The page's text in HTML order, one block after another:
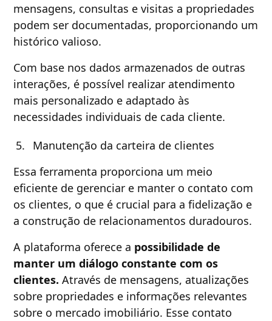
mensagens, consultas e visitas a propriedades
podem ser documentadas, proporcionando um
histórico valioso.
Com base nos dados armazenados de outras
interações, é possível realizar atendimento
mais personalizado e adaptado às
necessidades individuais de cada cliente.
Manutenção da carteira de clientes
Essa ferramenta proporciona um meio
eficiente de gerenciar e manter o contato com
os clientes, o que é crucial para a fidelização e
a construção de relacionamentos duradouros.
A plataforma oferece a possibilidade de
manter um diálogo constante com os
clientes. Através de mensagens, atualizações
sobre propriedades e informações relevantes
sobre o mercado imobiliário. Esse contato